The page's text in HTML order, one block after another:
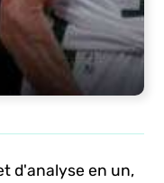
d'analyse en un,